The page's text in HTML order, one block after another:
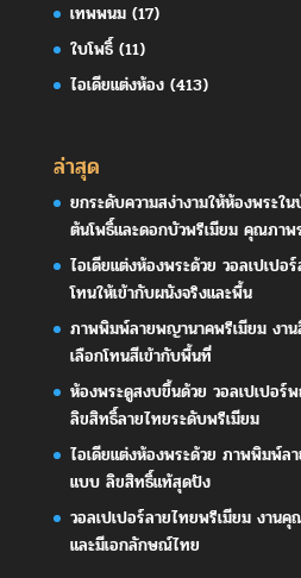
เทพพนม(17)
ใบโพธิ์(11)
ไอเดียแต่งห้อง(413)
ล่าสุด
ยกระดับความสง่างามให้ห้องพระ
ต้นโพธิ์และดอกบัวพรีเมียม คุณภาพ
ไอเดียแต่งห้องพระด้วย วอลเปเปอ
โทนให้เข้ากับผนังจริงและพื้น
ภาพพิมพ์ลายพญานาคพรีเมียม งา
เลือกโทนสีเข้ากับพื้นที่
ห้องพระดูสงบขึ้นด้วย วอลเปเปอร์
ลิขสิทธิ์ลายไทยระดับพรีเมียม
ไอเดียแต่งห้องพระด้วย ภาพพิมพ์ล
แบบ ลิขสิทธิ์แท้สุดปัง
วอลเปเปอร์ลายไทยพรีเมียม งาน
และมีเอกลักษณ์ไทย